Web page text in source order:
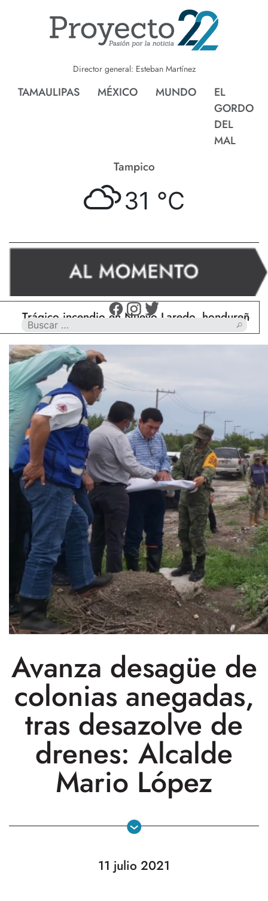
Director general: Esteban Martínez
TAMAULIPAS MÉXICO MUNDO
EL
GORDO
DEL
MAL
Tampico
31 °C
incendio en Nuevo Laredo, hondureño muere
Avanza desagüe de
colonias anegadas,
tras desazolve de
drenes: Alcalde
Mario López
11 julio 2021